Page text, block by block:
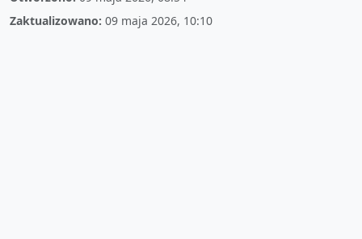
Zaktualizowano: 09 maja 2026, 10:10